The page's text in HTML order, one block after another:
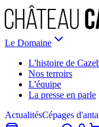
Le Domaine
L'histoire de
Nos terroirs
L'équipe
La presse en parle
ActualitésCépages